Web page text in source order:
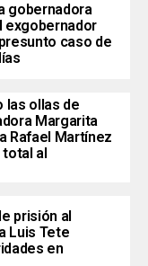
gobernadora
exgobernador
caso de
las ollas de
Margarita
Rafael Martínez
al
prisión al
Luis Tete
en